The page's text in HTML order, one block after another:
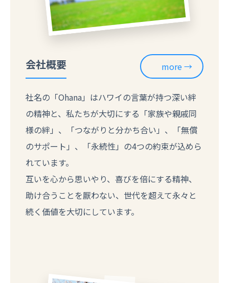
会社概要 more
社名の「Ohana」はハワイの言葉が持つ深い絆
の精神と、私たちが大切にする「家族や親戚同
様の絆」、「つながりと分かち合い」、「無償
のサポート」、「永続性」の4つの約束が込めら
れています。
互いを心から思いやり、喜びを倍にする精神、
助け合うことを厭わない、世代を超えて永々と
続く価値を大切にしています。